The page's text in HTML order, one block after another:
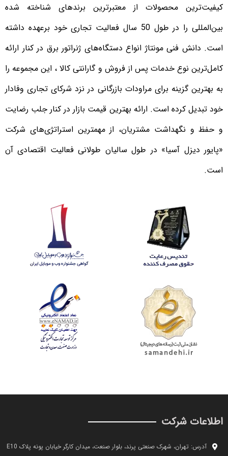
کیفیت‌ترین محصولات از معتبرترین برندهای شناخته شده
بین‌المللی را در طول 50 سال فعالیت تجاری خود برعهده داشته
است. دانش فنی مونتاژ انواع دستگاه‌های ژنراتور برق در کنار ارائه
کامل‌ترین نوع خدمات پس از فروش و گارانتی کالا ، این مجموعه را
به بهترین گزینه برای مراودات بازرگانی در نزد شرکای تجاری وفادار
خود تبدیل کرده است. ارائه بهترین قیمت بازار در کنار جلب رضایت
و حفظ و نگهداشت مشتریان، از مهمترین استراتژی‌های شرکت
«پایور دیزل آسیا» در طول سالیان طولانی فعالیت اقتصادی آن
است.
اطلاعات شرکت
آدرس: تهران، شهرک صنعتی پرند، بلوار صنعت، میدان کارگر خیابان پونه پلاک E10